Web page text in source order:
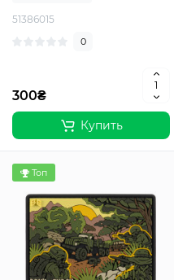
51386015
0
300₴
Купить
Топ